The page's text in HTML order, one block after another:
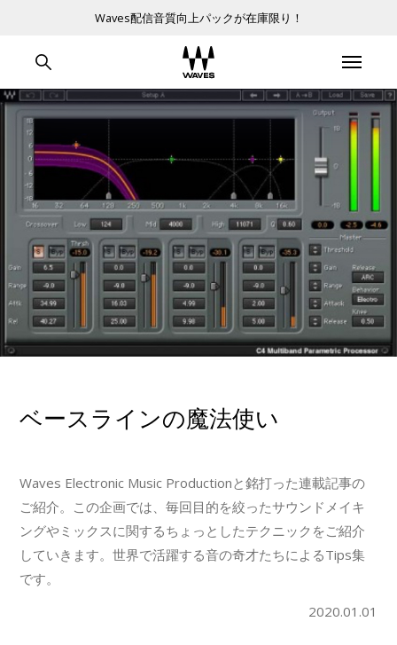
Waves配信音質向上パックが在庫限り！
ベースラインの魔法使い
Waves Electronic Music Productionと銘打った連載記事の
ご紹介。この企画では、毎回目的を絞ったサウンドメイキ
ングやミックスに関するちょっとしたテクニックをご紹介
していきます。世界で活躍する音の奇才たちによるTips集
です。
2020.01.01